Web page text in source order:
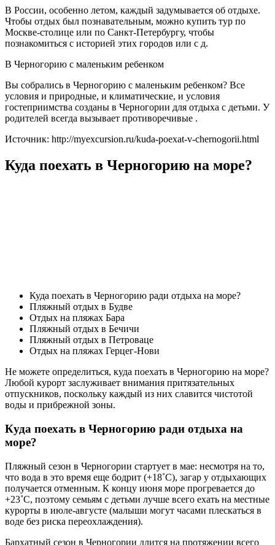
В России, особенно летом, каждый задумывается об отдыхе.
Чтобы отдых был познавательным, можно купить тур по
Москве-столице или по Санкт-Петербургу, чтобы
познакомиться с историей этих городов или с д.
В Черногорию с маленьким ребенком
Вы собрались в Черногорию с маленьким ребенком? Все
условия и природные, и климатические, и условия
гостеприимства созданы в Черногории для отдыха с детьми. У
родителей всегда вызывает противоречивые .
Источник: http://myexcursion.ru/kuda-poexat-v-chernogorii.html
Куда поехать в Черногорию на море?
Куда поехать в Черногорию ради отдыха на море?
Пляжный отдых в Будве
Отдых на пляжах Бара
Пляжный отдых в Бечичи
Пляжный отдых в Петроваце
Отдых на пляжах Герцег-Нови
Не можете определиться, куда поехать в Черногорию на море?
Любой курорт заслуживает внимания притязательных
отпускников, поскольку каждый из них славится чистотой
воды и прибрежной зоны.
Куда поехать в Черногорию ради отдыха на
море?
Пляжный сезон в Черногории стартует в мае: несмотря на то,
что вода в это время еще бодрит (+18˚C), загар у отдыхающих
получается отменным. К концу июня море прогревается до
+23˚C, поэтому семьям с детьми лучше всего ехать на местные
курорты в июле-августе (малыши могут часами плескаться в
воде без риска переохлаждения).
Бархатный сезон в Черногории длится на протяжении всего